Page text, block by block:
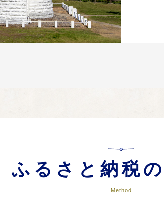
ふるさと納税
Method